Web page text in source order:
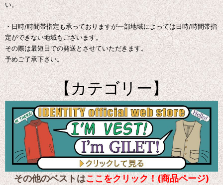
い。
・日時/時間帯指定も承っておりますが一部地域によっては日時/時間帯指
定ができない地域もございます。
その際は最短日での発送とさせていただきます。
予めご了承下さい。
【カテゴリー】
その他のベストはここをクリック！(商品ページ)